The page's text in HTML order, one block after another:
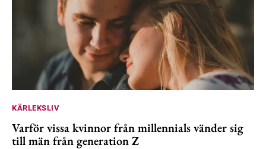
KÄRLEKSLIV
Varför vissa kvinnor från millennials vänder sig
till män från generation Z